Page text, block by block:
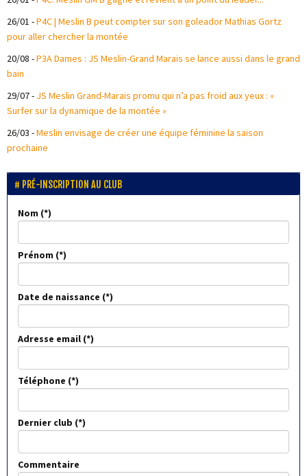
26/01 -P4C | Meslin B peut compter sur son goleador Mathias Gortz
pour aller chercher la montée
20/08 -P3A Dames : JS Meslin-Grand Marais se lance aussi dans le grand
bain
29/07- JS Meslin Grand-Marais promu qui n’a pas froid aux yeux : «
Surfer sur la dynamique de la montée »
26/03 -Meslin envisage de créer une équipe féminine la saison
prochaine
PRÉ-INSCRIPTION AU CLUB
Nom
Prénom
Date de naissance
Adresse email
Téléphone
Dernier club
Commentaire